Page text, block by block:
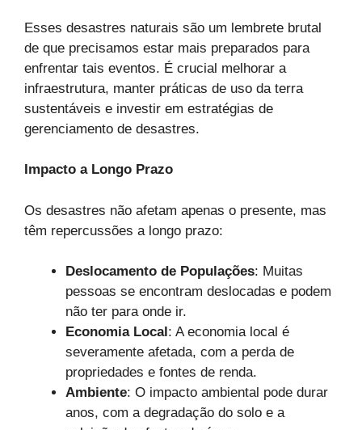
Esses desastres naturais são um lembrete brutal
de que precisamos estar mais preparados para
enfrentar tais eventos. É crucial melhorar a
infraestrutura, manter práticas de uso da terra
sustentáveis e investir em estratégias de
gerenciamento de desastres.
Impacto a Longo Prazo
Os desastres não afetam apenas o presente, mas
têm repercussões a longo prazo:
Deslocamento de Populações: Muitas
pessoas se encontram deslocadas e podem
não ter para onde ir.
Economia Local : A economia local é
severamente afetada, com a perda de
propriedades e fontes de renda.
Ambiente: O impacto ambiental pode durar
anos, com a degradação do solo e a